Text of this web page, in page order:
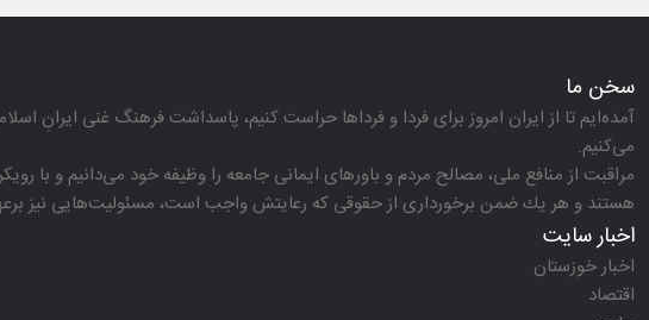
سخن ما
آمده‌ایم تا از ایران امروز برای فردا و فرداها حراست كنیم، پاسداشت فرهنگ غنی ایرانِ
می‌كنیم.
مراقبت از منافع ملی، مصالح مردم و باورهای ایمانی جامعه را وظیفه خود می‌دانیم و با
هستند و هر یك ضمن برخورداری از حقوقی كه رعایتش واجب است، مسئولیت‌هایی نیز
اخبار سایت
اخبار خوزستان
اقتصاد